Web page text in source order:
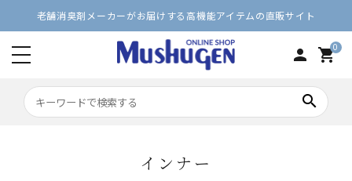
老舗消臭剤メーカーがお届けする高機能アイテムの直販サイト
person 0
shopping_cart
search
インナー